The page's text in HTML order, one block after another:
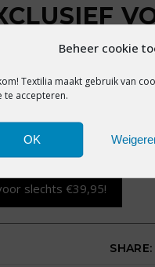
Beheer cookie
Textilia maakt gebruik van
te accepteren.
OK
content?
content en het
Klik hier
slechts €39,95!
SHARE: